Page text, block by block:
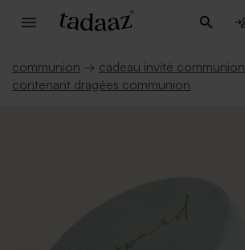
communion → cadeau invité communion
contenant dragées communion